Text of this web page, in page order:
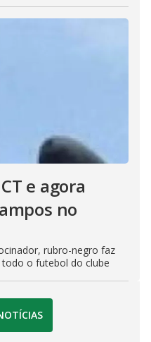
e agora
no
rubro-negro faz
o futebol do clube